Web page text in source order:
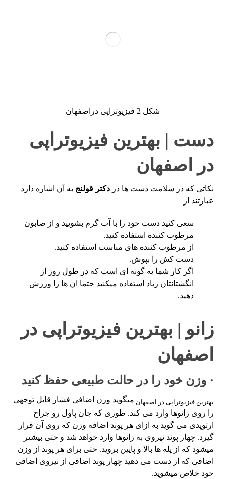
شکل 2 فیزیوتراپی دراصفهان
دست | بهترین فیزیوتراپی
در اصفهان
نکاتی که در سلامت دست ها دردکتر قولنج به آن اشاره دارد
عبارتند از
سعی کنید دست خود را با آب گرم بشویید و از صابون
مرطوب کننده استفاده کنید.
از مرطوب کننده های مناسب استفاده کنید.
دست کش را بپوش.
اگر کار شما به گونه ای است که در طول روز از
انگشتانتان زیاد استفاده میکنید حتما ان ها را ورزش
دهید.
زانو | بهترین فیزیوتراپی در
اصفهان
· وزن خود را در حالت طبیعی حفظ کنید
بهترین فیزیوتراپی در اصفهان میگوید وزن اضافی فشار قابل توجهی
را روی زانوها وارد می کند. طوری که جان پاول رو جراح
ارتوپدی می گوید به ازای هر پوند اضافه وزن که روی آن قرار
گیرد. چهار پوند نیروی به زانوها وارد خواهد شد و حتی بیشتر
میشود که از پله ها بالا و پایین بروید. حتی برای هر پوند از وزن
اضافی که از دست می دهید چهار پوند اضافی از نیروی اضافی
خود خلاص میشوید.